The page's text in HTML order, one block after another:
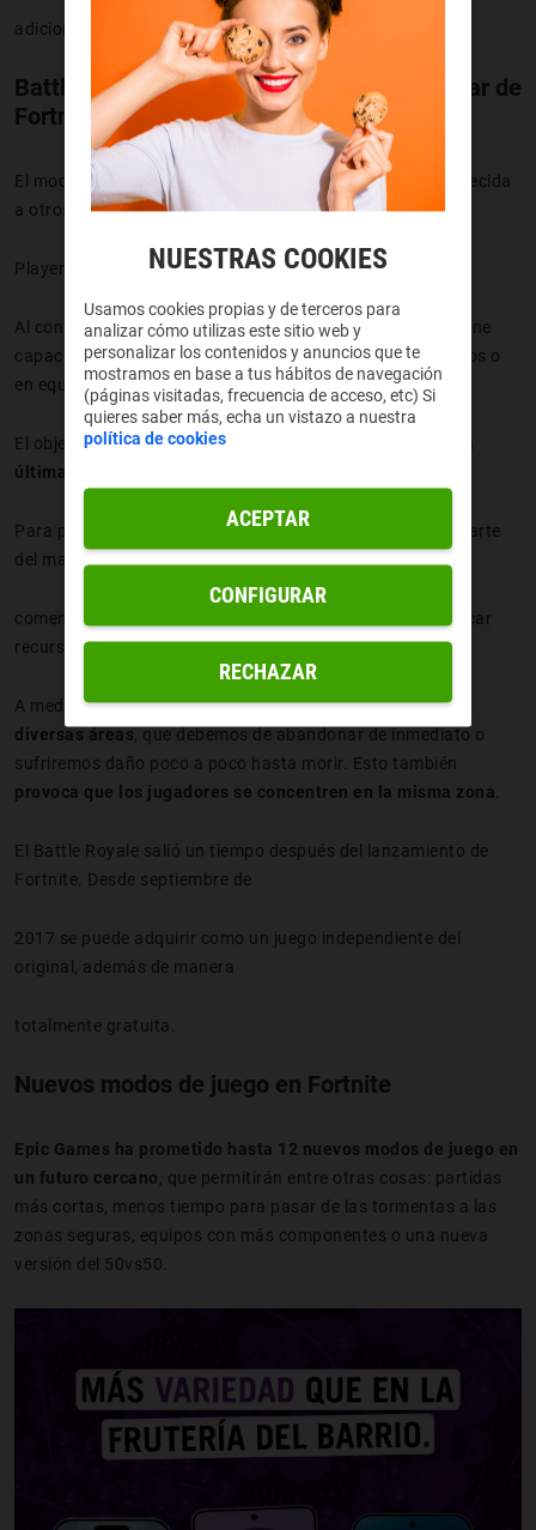
adicionales.
Battle Royale, el modo de juego más popular de
Fortnite
El modo Battle Royale de Fortnite tiene una mecánica parecida
a otros títulos como
PlayerUnknown's Battlegrounds.
Al contrario que el anterior, es PVP (player VS player) y tiene
capacidad para 100 jugadores, que pueden participar solos o
en equipos de hasta 4 miembros.
El objetivo es sencillo:si quieres ganar tendrás que ser la
última persona (o equipo) que quede en pie
Para poner las cosas más difíciles, serás lanzado a una parte
del mapa en paracaídas y
comenzarás solo con un pico, por lo que tendrás que buscar
recursos nada más aterrices.
A medida que avanza el tiempo,aparecen tormentas en
diversas áreas, que debemos de abandonar de inmediato o
sufriremos daño poco a poco hasta morir. Esto también
provoca que los jugadores se concentren en la misma zona
El Battle Royale salió un tiempo después del lanzamiento de
Fortnite. Desde septiembre de
2017 se puede adquirir como un juego independiente del
original, además de manera
totalmente gratuita.
Nuevos modos de juego en Fortnite
Epic Games ha prometido hasta 12 nuevos modos de juego en
un futuro cercano , que permitirán entre otras cosas: partidas
más cortas, menos tiempo para pasar de las tormentas a las
zonas seguras, equipos con más componentes o una nueva
versión del 50vs50.
NUESTRAS COOKIES
Usamos cookies propias y de terceros para
analizar cómo utilizas este sitio web y
personalizar los contenidos y anuncios que te
mostramos en base a tus hábitos de navegación
(páginas visitadas, frecuencia de acceso, etc) Si
quieres saber más, echa un vistazo a nuestra
política de cookies
RECHAZAR
ACEPTAR
CONFIGURAR